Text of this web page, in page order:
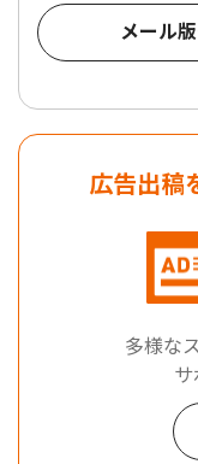
メール
広告出稿
多様な
サ